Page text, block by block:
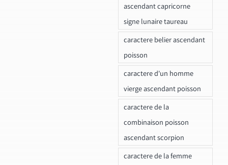
ascendant capricorne
signe lunaire taureau
caractere belier ascendant
poisson
caractere d'un homme
vierge ascendant poisson
caractere de la
combinaison poisson
ascendant scorpion
caractere de la femme